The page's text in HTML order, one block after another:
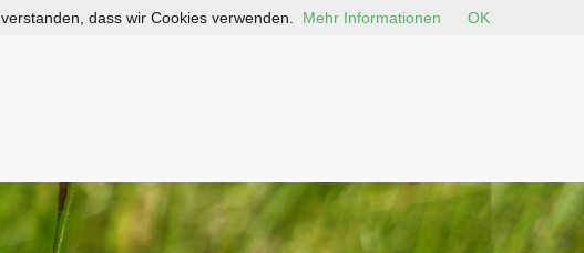
dass wir Cookies verwenden. Mehr Informationen OK